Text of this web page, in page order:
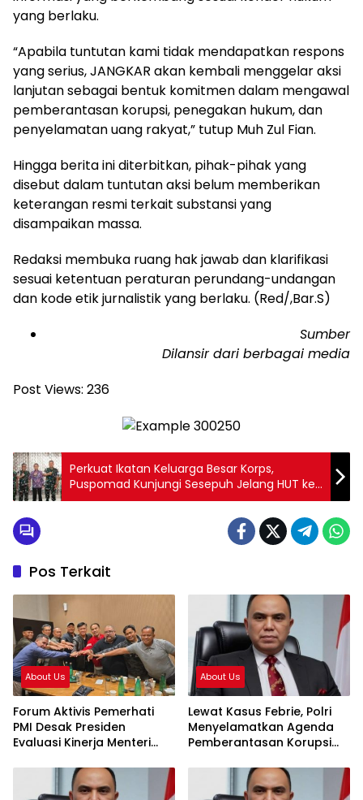
yang berlaku.
“Apabila tuntutan kami tidak mendapatkan respons
yang serius, JANGKAR akan kembali menggelar aksi
lanjutan sebagai bentuk komitmen dalam mengawal
pemberantasan korupsi, penegakan hukum, dan
penyelamatan uang rakyat,” tutup Muh Zul Fian.
Hingga berita ini diterbitkan, pihak-pihak yang
disebut dalam tuntutan aksi belum memberikan
keterangan resmi terkait substansi yang
disampaikan massa.
Redaksi membuka ruang hak jawab dan klarifikasi
sesuai ketentuan peraturan perundang-undangan
dan kode etik jurnalistik yang berlaku. (Red/,Bar.S)
Sumber
Dilansir dari berbagai media
Post Views: 236
Perkuat Ikatan Keluarga Besar Korps,
Puspomad Kunjungi Sesepuh Jelang HUT ke-
80 Polisi Militer TNI AD
Pos Terkait
About Us
Forum Aktivis Pemerhati
PMI Desak Presiden
Evaluasi Kinerja Menteri
Penempatan Prosedural
About Us
Lewat Kasus Febrie, Polri
Menyelamatkan Agenda
Pemberantasan Korupsi